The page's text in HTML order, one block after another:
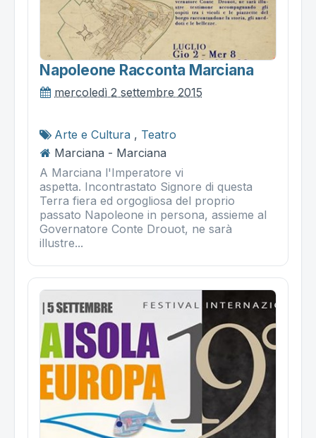
Napoleone Racconta Marciana
mercoledì 2 settembre 2015
Arte e Cultura , Teatro
Marciana - Marciana
A Marciana l'Imperatore vi
aspetta. Incontrastato Signore di questa
Terra fiera ed orgogliosa del proprio
passato Napoleone in persona, assieme al
Governatore Conte Drouot, ne sarà
illustre...